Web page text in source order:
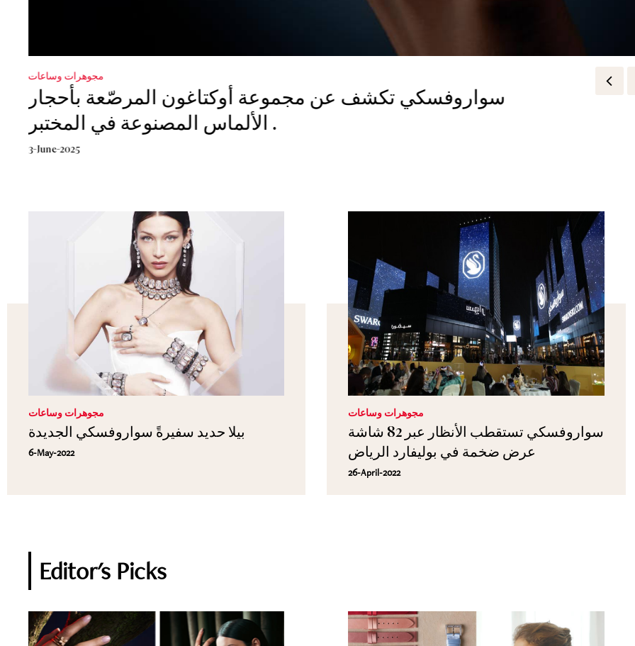
مجوهرات وساعات
سواروفسكي تكشف عن مجموعة أوكتاغون المرصّعة بأحجار
الألماس المصنوعة في المختبر .
3-June-2025
موضة
إطلالات مؤثرات الموضة في حفل Swarovski
21-March-2023
مجوهرات وساعات
بيلا حديد سفيرةً سواروفسكي الجديدة
6-May-2022
مجوهرات وساعات
سواروفسكي تستقطب الأنظار عبر 82 شاشة
عرض ضخمة في بوليفارد الرياض
26-April-2022
Editor's Picks